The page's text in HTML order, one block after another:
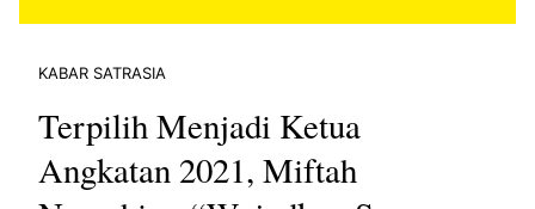
KABAR SATRASIA
Terpilih Menjadi Ketua
Angkatan 2021, Miftah